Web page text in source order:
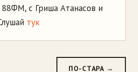
с Гриша Атанасов и
тук
ПО-СТАРА →